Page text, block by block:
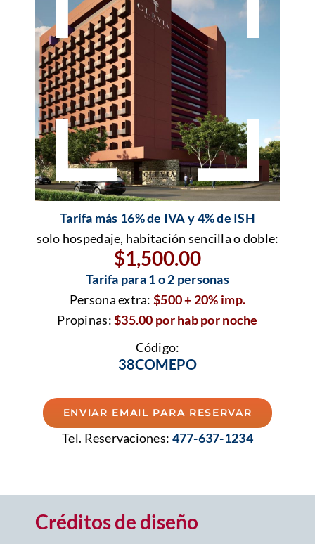
Tarifa más 16% de IVA y 4% de ISH
solo hospedaje, habitación sencilla o doble:
$1,500.00
Tarifa para 1 o 2 personas
Persona extra: $500 + 20% imp.
Propinas:$35.00 por hab por noche
Código:
38COMEPO
ENVIAR EMAIL PARA RESERVAR
Tel. Reservaciones: 477-637-1234
Créditos de diseño